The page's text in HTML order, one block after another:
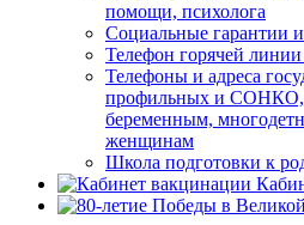
помощи, психолога
Социальные гарантии
Телефон горячей
Телефоны и адреса
профильных и СОНКО,
беременным,
женщинам
Школа подготовки к